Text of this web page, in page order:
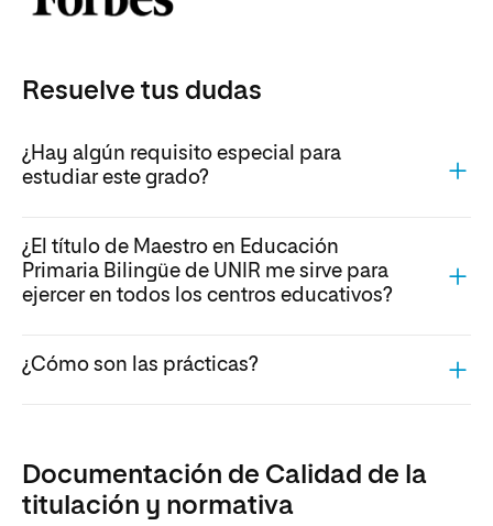
Resuelve tus dudas
¿Hay algún requisito especial para
estudiar este grado?
¿El título de Maestro en Educación
Primaria Bilingüe de UNIR me sirve para
ejercer en todos los centros educativos?
¿Cómo son las prácticas?
Documentación de Calidad de la
titulación y normativa